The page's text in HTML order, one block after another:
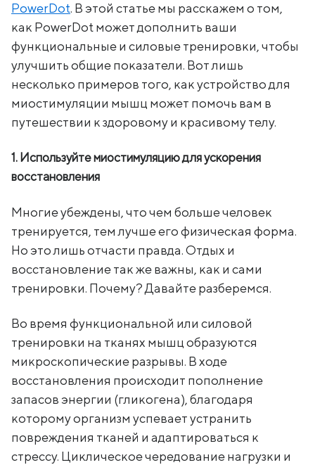
PowerDot. В этой статье мы расскажем о том,
как PowerDot может дополнить ваши
функциональные и силовые тренировки, чтобы
улучшить общие показатели. Вот лишь
несколько примеров того, как устройство для
миостимуляции мышц может помочь вам в
путешествии к здоровому и красивому телу.
1. Используйте миостимуляцию для ускорения
восстановления
Многие убеждены, что чем больше человек
тренируется, тем лучше его физическая форма.
Но это лишь отчасти правда. Отдых и
восстановление так же важны, как и сами
тренировки. Почему? Давайте разберемся.
Во время функциональной или силовой
тренировки на тканях мышц образуются
микроскопические разрывы. В ходе
восстановления происходит пополнение
запасов энергии (гликогена), благодаря
которому организм успевает устранить
повреждения тканей и адаптироваться к
стрессу. Циклическое чередование нагрузки и